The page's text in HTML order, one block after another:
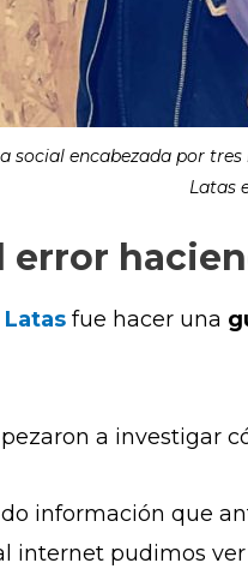
social encabezada por
Latas
error
fue hacer una
a investigar
información que
internet pudimos